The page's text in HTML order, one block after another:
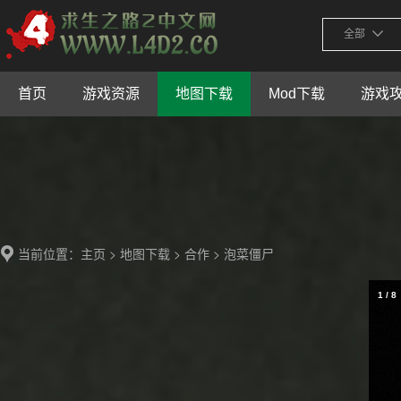
全部
首页 游戏资源 地图下载 Mod下载 游戏
当前位置： 主页 > 地图下载 > 合作 > 泡菜僵尸
1 / 8